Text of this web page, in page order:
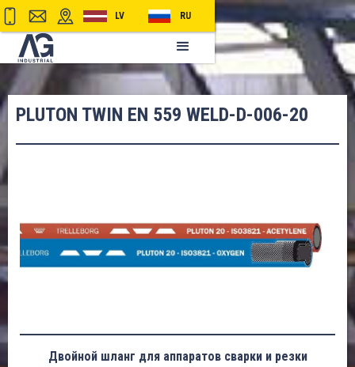
LV RU
PLUTON TWIN EN 559 WELD-D-006-20
Двойной шланг для аппаратов сварки и резки